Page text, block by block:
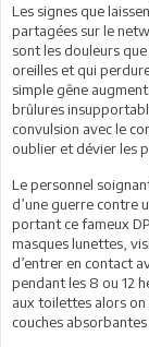
Les signes que
partagées sur le
sont les douleurs
oreilles et qui
simple gêne
brûlures
convulsion avec le
oublier et dévier les
Le personnel
d’une guerre contre
portant ce fameux
masques lunettes,
d’entrer en contact
pendant les 8 ou 12
aux toilettes alors
couches